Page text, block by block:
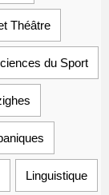
Théâtre
du Sport
Linguistique